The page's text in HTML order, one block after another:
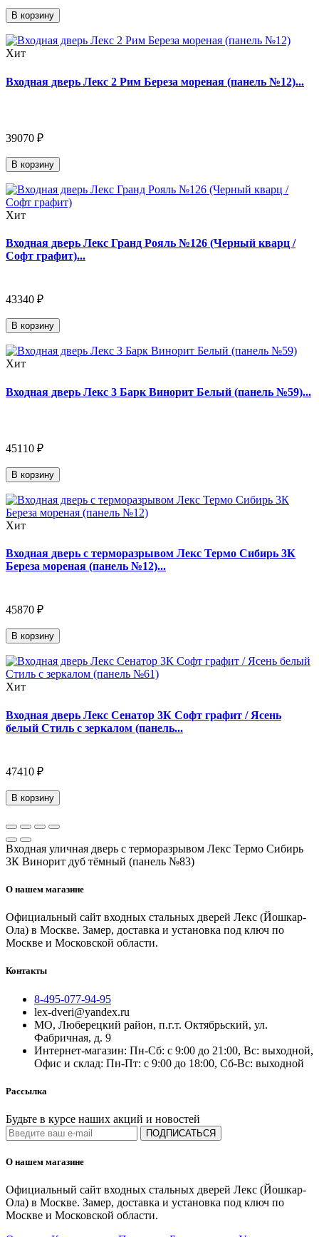
В корзину
Хит
Входная дверь Лекс 2 Рим Береза мореная (панель №12)...
39070 ₽
В корзину
Хит
Входная дверь Лекс Гранд Рояль №126 (Черный кварц /
Софт графит)...
43340 ₽
В корзину
Хит
Входная дверь Лекс 3 Барк Винорит Белый (панель №59)...
45110 ₽
В корзину
Хит
Входная дверь с терморазрывом Лекс Термо Сибирь 3К
Береза мореная (панель №12)...
45870 ₽
В корзину
Хит
Входная дверь Лекс Сенатор 3К Софт графит / Ясень
белый Стиль с зеркалом (панель...
47410 ₽
В корзину
Входная уличная дверь с терморазрывом Лекс Термо Сибирь
3К Винорит дуб тёмный (панель №83)
О нашем магазине
Официальный сайт входных стальных дверей Лекс (Йошкар-
Ола) в Москве. Замер, доставка и установка под ключ по
Москве и Московской области.
Контакты
8-495-077-94-95
lex-dveri@yandex.ru
МО, Люберецкий район, п.г.т. Октябрьский, ул.
Фабричная, д. 9
Интернет-магазин: Пн-Сб: с 9:00 до 21:00, Вс: выходной,
Офис и склад: Пн-Пт: с 9:00 до 18:00, Сб-Вс: выходной
Рассылка
Будьте в курсе наших акций и новостей
ПОДПИСАТЬСЯ
О нашем магазине
Официальный сайт входных стальных дверей Лекс (Йошкар-
Ола) в Москве. Замер, доставка и установка под ключ по
Москве и Московской области.